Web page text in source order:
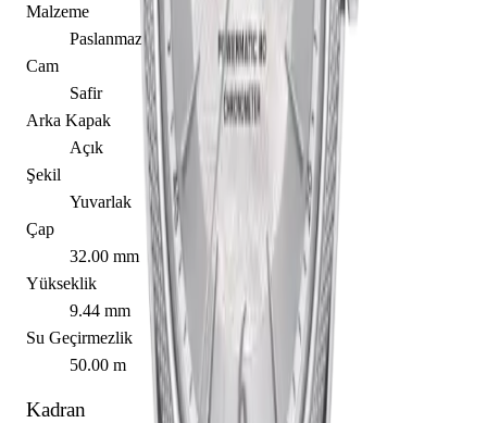
Malzeme
Paslanmaz Çelik
Cam
Safir
Arka Kapak
Açık
Şekil
Yuvarlak
Çap
32.00 mm
Yükseklik
9.44 mm
Su Geçirmezlik
50.00 m
Kadran